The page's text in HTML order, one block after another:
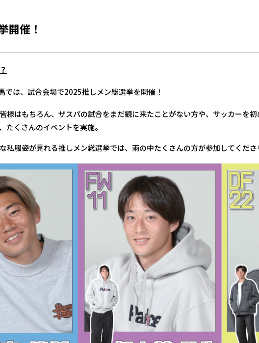
開催！
では、試合会場で2025推しメン総選挙を開催！
様はもちろん、ザスパの試合をまだ観に来たことがない方や、サッカーを
たくさんのイベントを実施。
私服姿が見れる推しメン総選挙では、雨の中たくさんの方が参加してくだ